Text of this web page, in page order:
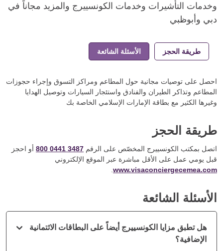
وخدمات التأشيرات وخدمات الكونسييرج والمزيد مجاناً في
دبي وأبوظبي
طريقة الحجز الأسئلة الشائعة
احصل على توصيات مجانية حول المطاعم ومراكز التسوق وإجراء حجوزات
المطاعم وتذاكر الطيران والفنادق واستئجار السيارات وتوصيل الهدايا
وغيرها الكثير مع بطاقة الإمارات الإسلامي الخاصة بك
طريقة الحجز
اتصل بمكتب الكونسييرج المخصّص على الرقم 800 0441 3487أو احجز
قبل يومي عمل على الأقل مباشرة عبر الموقع الإلكتروني
www.visaconciergecemea.com
.
الأسئلة الشائعة
هل تطبق مزايا الكونسييرج أيضاً على البطاقات الائتمانية
الإضافية؟